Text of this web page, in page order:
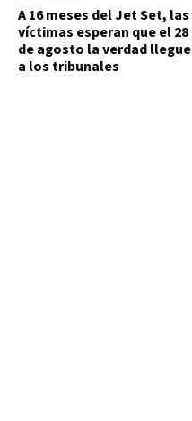
A 16 meses del Jet Set, las
víctimas esperan que el 28
de agosto la verdad llegue
a los tribunales